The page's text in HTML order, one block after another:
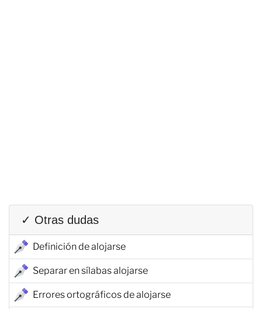
✓ Otras dudas
Definición de alojarse
Separar en sílabas alojarse
Errores ortográficos de alojarse